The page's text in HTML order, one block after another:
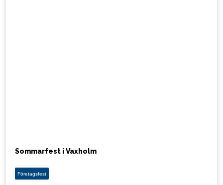
Sommarfest i Vaxholm
Företagsfest